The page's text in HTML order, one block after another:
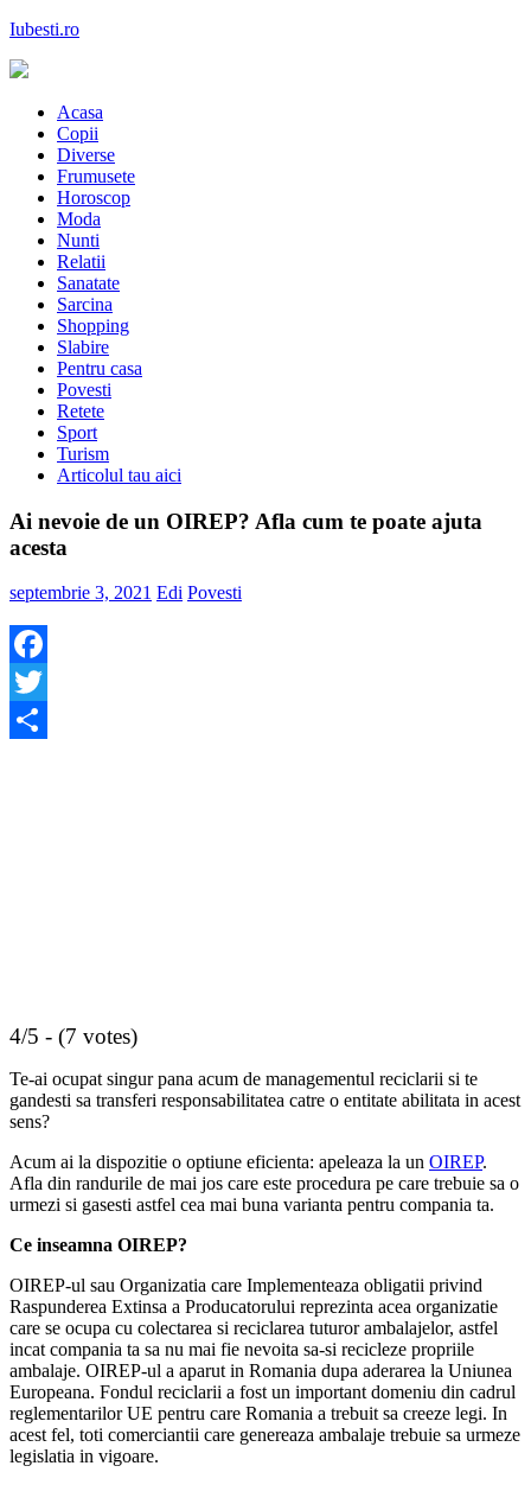
Skip
content
Iubesti.ro
astazi
Acasa
Copii
Diverse
Frumusete
Horoscop
Moda
Nunti
Relatii
Sanatate
Sarcina
Shopping
Slabire
Pentru casa
Povesti
Retete
Sport
Turism
Articolul tau aici
Ai nevoie de un OIREP? Afla cum te poate ajuta
acesta
septembrie 3, 2021 Edi Povesti
Facebook
Twitter
4/5 - (7 votes)
Te-ai ocupat singur pana acum de managementul reciclarii si te
gandesti sa transferi responsabilitatea catre o entitate abilitata in acest
sens?
Acum ai la dispozitie o optiune eficienta: apeleaza la un OIREP.
Afla din randurile de mai jos care este procedura pe care trebuie sa o
urmezi si gasesti astfel cea mai buna varianta pentru compania ta.
Ce inseamna OIREP?
OIREP-ul sau Organizatia care Implementeaza obligatii privind
Raspunderea Extinsa a Producatorului reprezinta acea organizatie
care se ocupa cu colectarea si reciclarea tuturor ambalajelor, astfel
incat compania ta sa nu mai fie nevoita sa-si recicleze propriile
ambalaje. OIREP-ul a aparut in Romania dupa aderarea la Uniunea
Europeana. Fondul reciclarii a fost un important domeniu din cadrul
reglementarilor UE pentru care Romania a trebuit sa creeze legi. In
acest fel, toti comerciantii care genereaza ambalaje trebuie sa urmeze
legislatia in vigoare.